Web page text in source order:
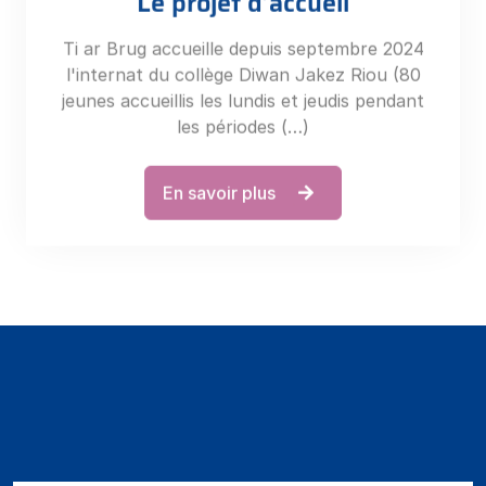
Ti ar Brug accueille depuis septembre 2024
l'internat du collège Diwan Jakez Riou (80
jeunes accueillis les lundis et jeudis pendant
les périodes (…)
En savoir plus